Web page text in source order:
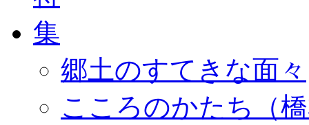
郷土のすてきな面々
こころのかたち（